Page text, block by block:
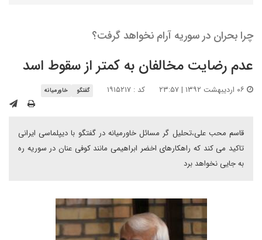
چرا بحران در سوریه آرام نخواهد گرفت؟
عدم رضایت مخالفان به کمتر از سقوط اسد
کد : ۱۹۱۵۲۱۷ گفتگو خاورمیانه
قاسم محب علی،تحلیل گر مسائل خاورمیانه در گفتگو با دیپلماسی ایرانی
تاکید می کند که راهکارهای اخضر ابراهیمی مانند کوفی عنان در سوریه ره
به جایی نخواهد برد